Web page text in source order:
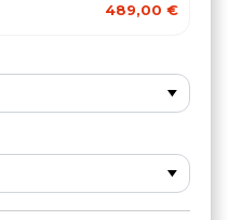
489,00 €